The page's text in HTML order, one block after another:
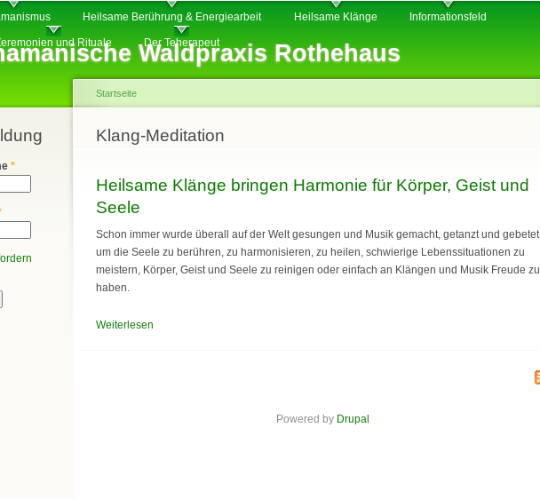
Direkt
zum
Inhalt
Waldpraxis Rothehaus
Heilsame Berührung & Energiearbeit Heilsame Klänge Informationsfeld
und Rituale Der Teherapeut
*
Sie sind hier
Startseite
Klang-Meditation
Heilsame Klänge bringen Harmonie für Körper, Geist und
Seele
Schon immer wurde überall auf der Welt gesungen und Musik gemacht, getanzt und gebetet,
um die Seele zu berühren, zu harmonisieren, zu heilen, schwierige Lebenssituationen zu
meistern, Körper, Geist und Seele zu reinigen oder einfach an Klängen und Musik Freude zu
haben.
Weiterlesen
Powered by Drupal